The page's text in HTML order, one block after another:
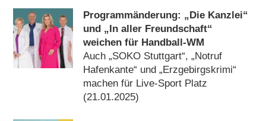
Programmänderung: „Die Kanzlei“
und „In aller Freundschaft“
weichen für Handball-WM
Auch „SOKO Stuttgart“, „Notruf
Hafenkante“ und „Erzgebirgskrimi“
machen für Live-Sport Platz
(21.01.2025)